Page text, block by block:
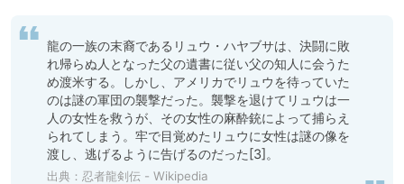
龍の一族の末裔であるリュウ・ハヤブサは、決闘に敗
れ帰らぬ人となった父の遺書に従い父の知人に会うた
め渡米する。しかし、アメリカでリュウを待っていた
のは謎の軍団の襲撃だった。襲撃を退けてリュウは一
人の女性を救うが、その女性の麻酔銃によって捕らえ
られてしまう。牢で目覚めたリュウに女性は謎の像を
渡し、逃げるように告げるのだった[3]。
出典： 忍者龍剣伝 - Wikipedia